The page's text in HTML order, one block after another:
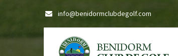
info@benidormclubdegolf.com